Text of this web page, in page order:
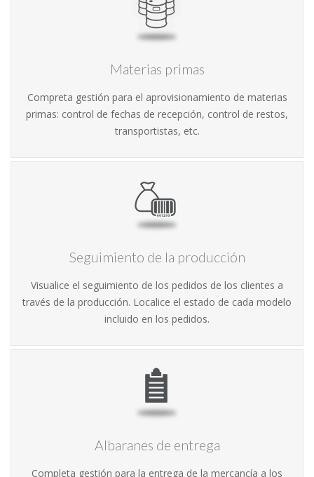
Materias primas
Compreta gestión para el aprovisionamiento de materias
primas: control de fechas de recepción, control de restos,
transportistas, etc.
Seguimiento de la producción
Visualice el seguimiento de los pedidos de los clientes a
través de la producción. Localice el estado de cada modelo
incluido en los pedidos.
Albaranes de entrega
Completa gestión para la entrega de la mercancía a los